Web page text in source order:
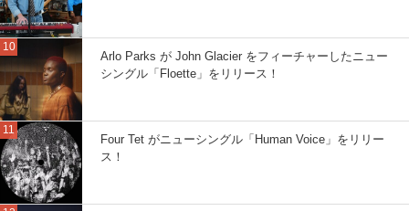
Arlo Parks が John Glacier をフィーチャーしたニュー
シングル「Floette」をリリース！
Four Tet がニューシングル「Human Voice」をリリー
ス！